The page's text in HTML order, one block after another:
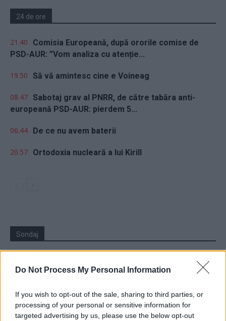
Do Not Process My Personal Information
If you wish to opt-out of the sale, sharing to third parties, or
processing of your personal or sensitive information for
targeted advertising by us, please use the below opt-out
24 de ore
21.40
Comisia Europeană, după ororile comise de
PSD-AUR: ”Vom analiza cu atenție...
19.50 Să vă amintesc cine e Voineag
08.47 Sabotaj grav al PNRR, de către tabăra anti-
europeană PSD-AUR: pierdem 5...
06.44 De ce nu avem baterii
20.57 Ortodoxia nucleară a lui Kirill
Sondaj
Ce partid ați vota dacă alegerile parlamentare ar avea
PNL
PSD